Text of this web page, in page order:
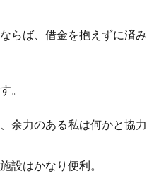
らば、借金を抱えずに済み
。
余力のある私は何かと協力
設はかなり便利。